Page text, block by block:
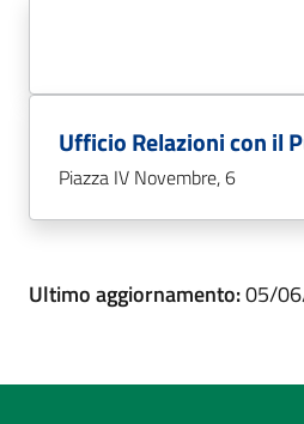
Ufficio Relazioni con il
Piazza IV Novembre, 6
Ultimo aggiornamento:05/